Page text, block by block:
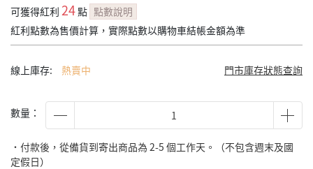
可獲得紅利 24點 點數說明
紅利點數為售價計算，實際點數以購物車結帳金額為準
線上庫存: 熱賣中 門市庫存狀態查詢
數量：
˙付款後，從備貨到寄出商品為 2-5 個工作天。（不包含週末及國
定假日）